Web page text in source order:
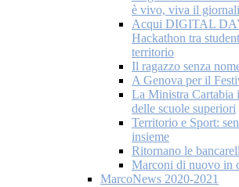
è vivo, viva il
Acqui DIGITAL
Hackathon tra
territorio
Il ragazzo senza
A Genova per il
La Ministra Cartabia
delle scuole superiori
Territorio e Sport:
insieme
Ritornano le
Marconi di nuovo in
MarcoNews 2020-2021